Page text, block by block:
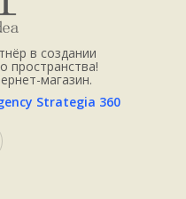
в создании
пространства!
магазин.
Strategia 360